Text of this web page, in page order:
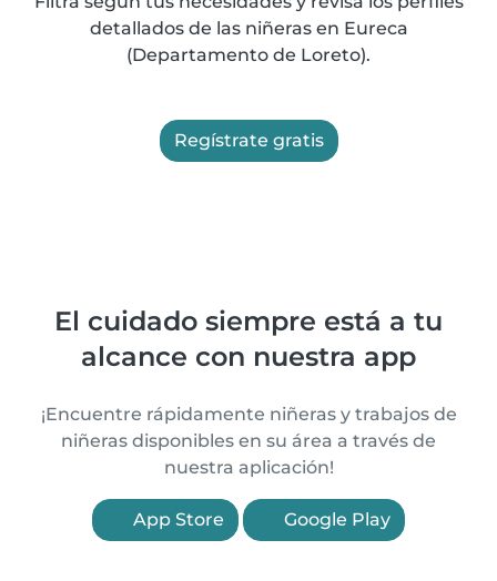
detallados de las niñeras en Eureca
(Departamento de Loreto).
Regístrate gratis
El cuidado siempre está a tu
alcance con nuestra app
¡Encuentre rápidamente niñeras y trabajos de
niñeras disponibles en su área a través de
nuestra aplicación!
App Store Google Play